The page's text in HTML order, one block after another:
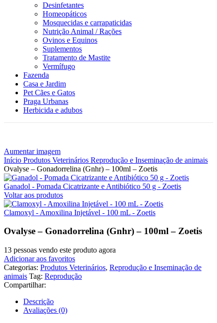
Desinfetantes
Homeopáticos
Mosquecidas e carrapaticidas
Nutrição Animal / Rações
Ovinos e Equinos
Suplementos
Tratamento de Mastite
Vermífugo
Fazenda
Casa e Jardim
Pet Cães e Gatos
Praga Urbanas
Herbicida e adubos
Aumentar imagem
Início Produtos Veterinários Reprodução e Inseminação de animais
Ovalyse – Gonadorrelina (Gnhr) – 100ml – Zoetis
Ganadol - Pomada Cicatrizante e Antibiótico 50 g - Zoetis
Voltar aos produtos
Clamoxyl - Amoxilina Injetável - 100 mL - Zoetis
Ovalyse – Gonadorrelina (Gnhr) – 100ml – Zoetis
13 pessoas vendo este produto agora
Adicionar aos favoritos
Categorias: Produtos Veterinários, Reprodução e Inseminação de
animais Tag: Reprodução
Compartilhar:
Descrição
Avaliações (0)